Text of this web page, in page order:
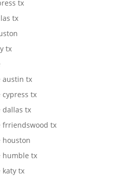
tx
tx
tx
austin tx
tx
dallas tx
frriendswood tx
houston
humble tx
katy tx